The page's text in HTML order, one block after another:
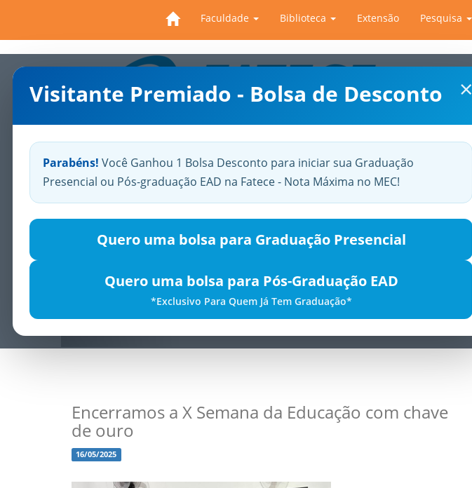
Faculdade Biblioteca Extensão Pesquisa
×
Visitante Premiado - Bolsa de Desconto
Parabéns! Você Ganhou 1 Bolsa Desconto para iniciar sua Graduação
Presencial ou Pós-graduação EAD na Fatece - Nota Máxima no MEC!
Quero uma bolsa para Graduação Presencial
Quero uma bolsa para Pós-Graduação EAD
*Exclusivo Para Quem Já Tem Graduação*
Previous
Encerramos a X Semana da Educação com chave
de ouro
16/05/2025